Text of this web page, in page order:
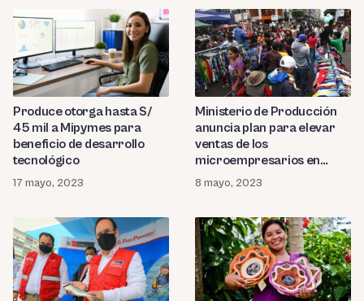
Produce otorga hasta S/
45 mil a Mipymes para
beneficio de desarrollo
tecnológico
17 mayo, 2023
Ministerio de Producción
anuncia plan para elevar
ventas de los
microempresarios en
Gamarra
8 mayo, 2023